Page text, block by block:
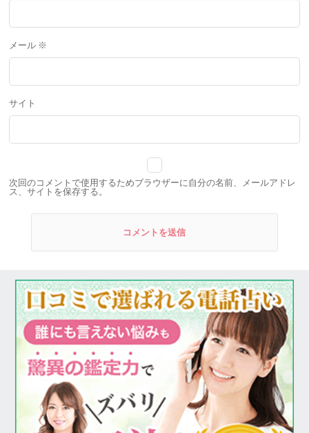
メール ※
サイト
次回のコメントで使用するためブラウザーに自分の名前、メールアドレ
ス、サイトを保存する。